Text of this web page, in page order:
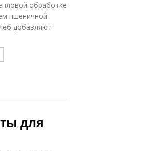
обработке
пшеничной
добавляют
для